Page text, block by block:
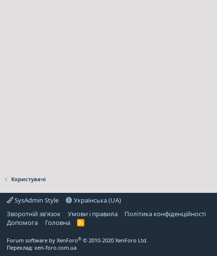
Користувачі
SysAdmin Style
Українська (UA)
Зворотній зв'язок
Умови і правила
Політика конфіденційності
Дoпoмoга
Головна
R
Forum software by XenForo® © 2010-2020 XenForo Ltd.
Переклад: xen-foro.com.ua